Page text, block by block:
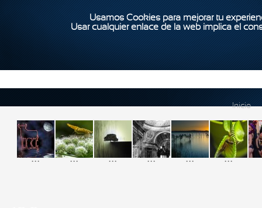
Usamos Cookies para mejorar tu
Usar cualquier enlace de la web implica el
Inicio
... ... ... ... ... ...